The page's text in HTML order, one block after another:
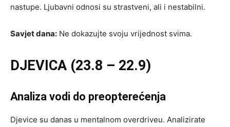
nastupe. Ljubavni odnosi su strastveni, ali i nestabilni.
Savjet dana: Ne dokazujte svoju vrijednost svima.
DJEVICA (23.8 – 22.9)
Analiza vodi do preopterećenja
Djevice su danas u mentalnom overdriveu. Analizirate